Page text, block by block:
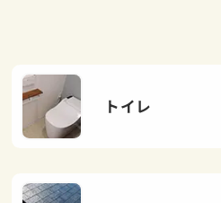
トイレ